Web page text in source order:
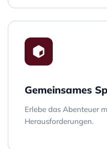
Gemeinsames
Erlebe das Abenteuer
Herausforderungen.